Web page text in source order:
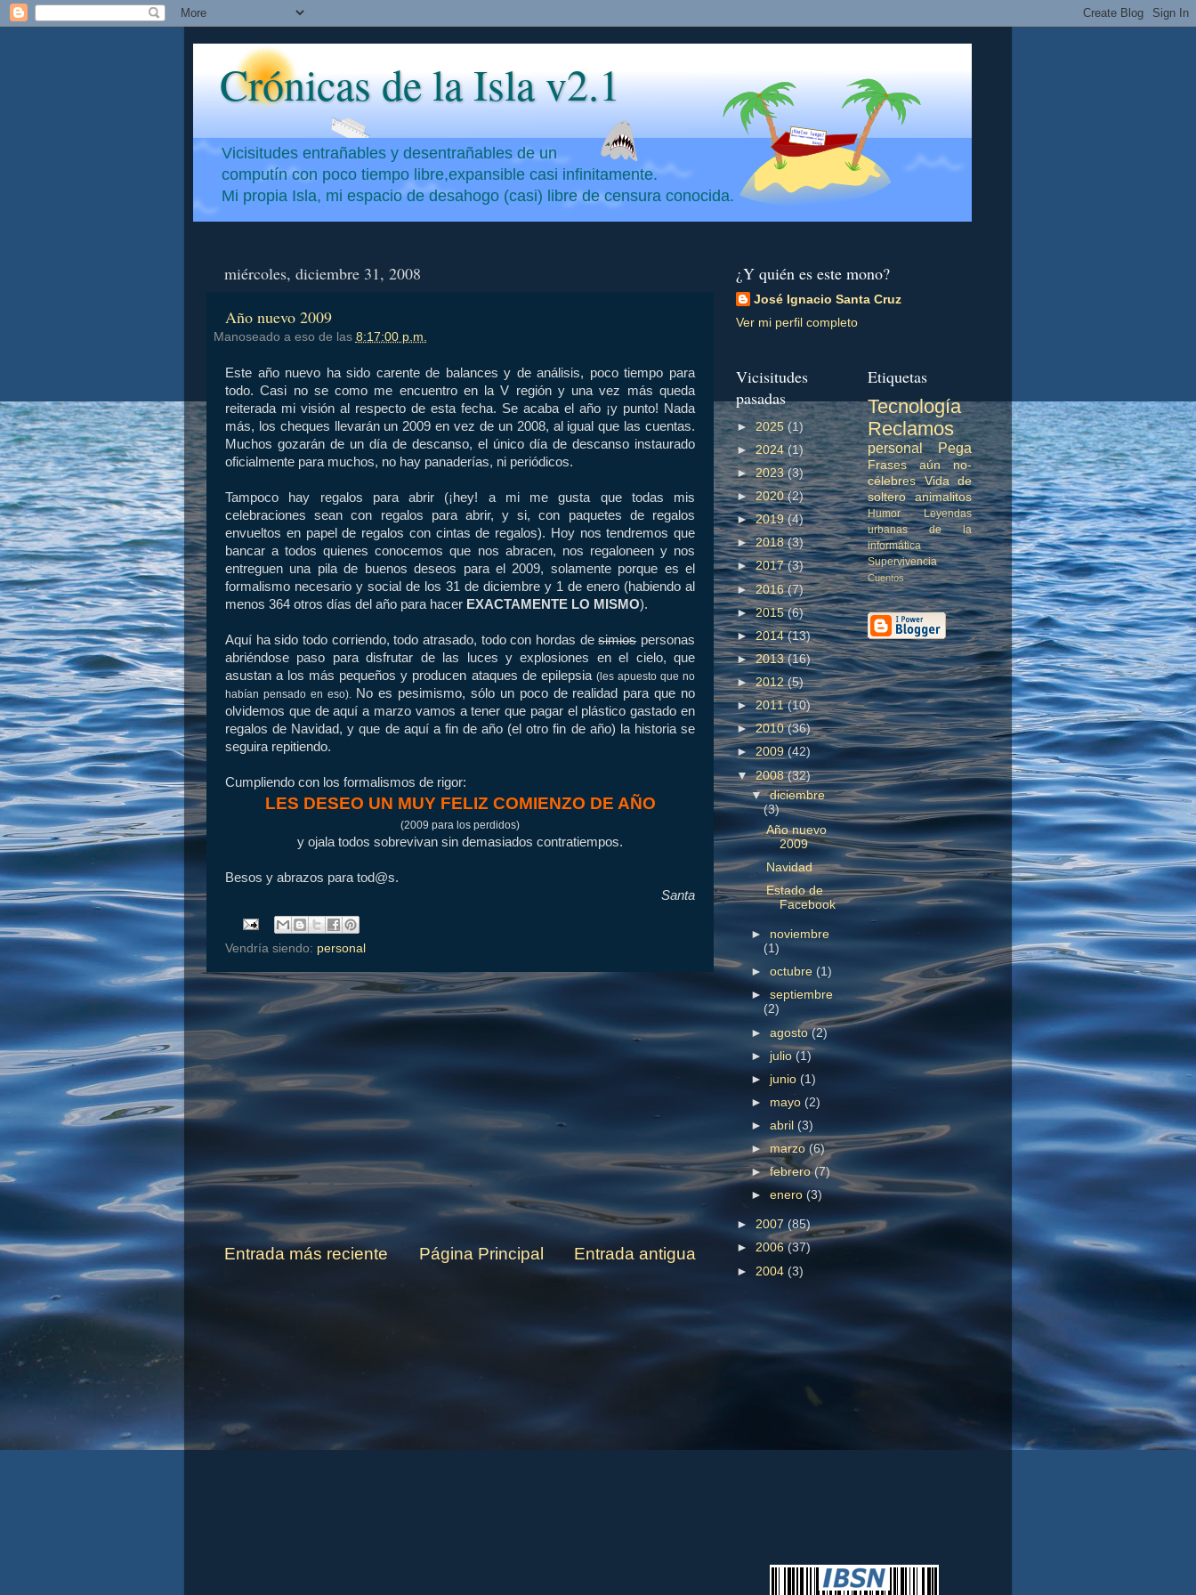
Crónicas de la Isla v2.1
Vicisitudes entrañables y desentrañables de un
computín con poco tiempo libre,expansible casi infinitamente.
Mi propia Isla, mi espacio de desahogo (casi) libre de censura conocida.
miércoles, diciembre 31, 2008
Año nuevo 2009
Manoseado a eso de las 8:17:00 p.m.
Este año nuevo ha sido carente de balances y de análisis, poco tiempo para
todo. Casi no se como me encuentro en la V región y una vez más queda
reiterada mi visión al respecto de esta fecha. Se acaba el año ¡y punto! Nada
más, los cheques llevarán un 2009 en vez de un 2008, al igual que las cuentas.
Muchos gozarán de un día de descanso, el único día de descanso instaurado
oficialmente para muchos, no hay panaderías, ni periódicos.
Tampoco hay regalos para abrir (¡hey! a mi me gusta que todas mis
celebraciones sean con regalos para abrir, y si, con paquetes de regalos
envueltos en papel de regalos con cintas de regalos). Hoy nos tendremos que
bancar a todos quienes conocemos que nos abracen, nos regaloneen y nos
entreguen una pila de buenos deseos para el 2009, solamente porque es el
formalismo necesario y social de los 31 de diciembre y 1 de enero (habiendo al
menos 364 otros días del año para hacer EXACTAMENTE LO MISMO).
Aquí ha sido todo corriendo, todo atrasado, todo con hordas desimiospersonas
abriéndose paso para disfrutar de las luces y explosiones en el cielo, que
asustan a los más pequeños y producen ataques de epilepsia (les apuesto que no
habían pensado en eso).
No es pesimismo, sólo un poco de realidad para que no
olvidemos que de aquí a marzo vamos a tener que pagar el plástico gastado en
regalos de Navidad, y que de aquí a fin de año (el otro fin de año) la historia se
seguira repitiendo.
Cumpliendo con los formalismos de rigor:
LES DESEO UN MUY FELIZ COMIENZO DE AÑO
(2009 para los perdidos)
y ojala todos sobrevivan sin demasiados contratiempos.
Besos y abrazos para tod@s.
Santa
Vendría siendo: personal
Entrada más reciente Entrada antigua
Página Principal
¿Y quién es este mono?
José Ignacio Santa Cruz
Ver mi perfil completo
Vicisitudes
pasadas
►2025 (1)
►2024(1)
►2023(3)
►2020(2)
►2019(4)
►2018(3)
►2017(3)
►2016(7)
►2015(6)
►2014(13)
►2013(16)
►2012(5)
►2011(10)
►2010(36)
►2009(42)
▼2008(32)
▼diciembre
(3)
Año nuevo
2009
Navidad
Estado de
Facebook
► noviembre
(1)
►octubre (1)
►septiembre
(2)
►agosto(2)
► julio(1)
► junio (1)
► mayo (2)
►abril(3)
► marzo (6)
►febrero(7)
►enero (3)
► 2007 (85)
► 2006(37)
► 2004 (3)
Etiquetas
Tecnología
Reclamos
personal Pega
Frases aún no-
célebres
Vida de
soltero
animalitos
Humor
Leyendas
urbanas de la
informática
Supervivencia
Cuentos